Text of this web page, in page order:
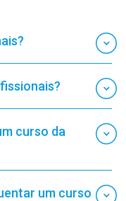
curso da
um curso